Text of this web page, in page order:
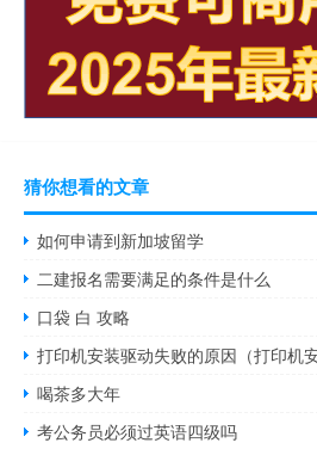
猜你想看的文章
如何申请到新加坡留学
二建报名需要满足的条件是什么
口袋 白 攻略
打印机安装驱动失败的原因（打印机
喝茶多大年
考公务员必须过英语四级吗